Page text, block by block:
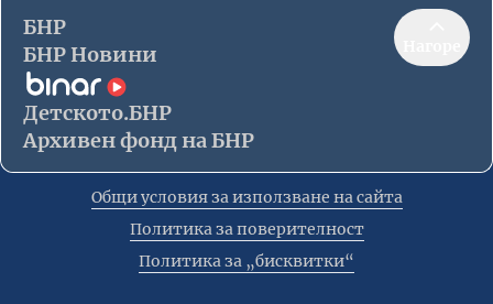
БНР
БНР Новини
Детското.БНР
Архивен фонд на БНР
Общи условия за използване на сайта
Политика за поверителност
Политика за „бисквитки“